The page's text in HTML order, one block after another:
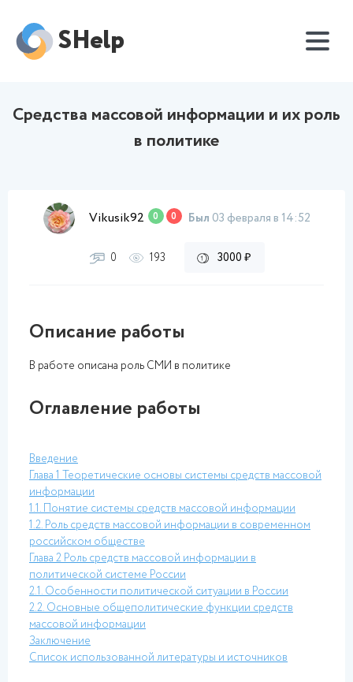
SHelp
Средства массовой информации и их роль
в политике
Vikusik92 0 0 Был 03 февраля в 14:52
0 193 3000 ₽
Описание работы
В работе описана роль СМИ в политике
Оглавление работы
Введение
Глава 1 Теоретические основы системы средств массовой
информации
1.1. Понятие системы средств массовой информации
1.2. Роль средств массовой информации в современном
российском обществе
Глава 2 Роль средств массовой информации в
политической системе России
2.1. Особенности политической ситуации в России
2.2. Основные общеполитические функции средств
массовой информации
Заключение
Список использованной литературы и источников